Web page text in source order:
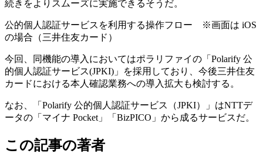
続きをよりスムーズに実施できるそうだ。
公的個人認証サービスを利用する操作フロー ※画面は iOS
の場合（三井住友カード）
今回、同機能の導入においてはポラリファイの「Polarify 公
的個人認証サービス(JPKI)」を採用しており、今後三井住友
カードにおける本人確認業務への導入拡大も検討する。
なお、「Polarify 公的個人認証サービス（JPKI）」はNTTデ
ータの「マイナ Pocket」「BizPICO」から成るサービスだ。
この記事の著者